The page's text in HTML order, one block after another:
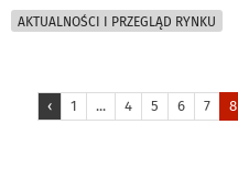
AKTUALNOŚCI I PRZEGLĄD RYNKU
‹ 1 ... 4 5 6 7 8